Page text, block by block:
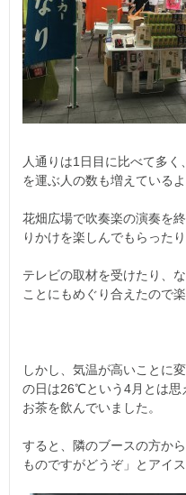
人通りは1日目に比べて多く
を運ぶ人の数も増えている
花畑広場で吹奏楽の演奏を
りかけを楽しんでもらったり
テレビの取材を受けたり、
ことにもめぐり合えたので
しかし、気温が高いことに
の日は26℃という4月とは思
お茶を飲んでいました。
すると、隣のブースの方か
ものですがどうぞ」とアイ